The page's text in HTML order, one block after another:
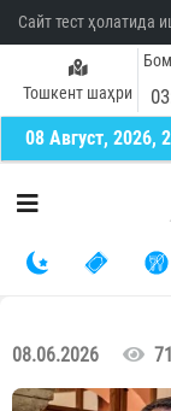
Сайт тест ҳолатида
Тошкент шаҳри
08 Август, 2026,
08.06.2026